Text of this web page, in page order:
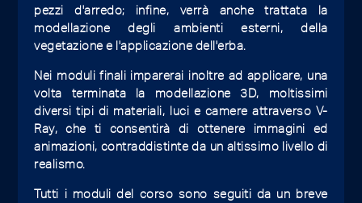
pezzi d'arredo; infine, verrà anche trattata la
modellazione degli ambienti esterni, della
vegetazione e l'applicazione dell'erba.
Nei moduli finali imparerai inoltre ad applicare, una
volta terminata la modellazione 3D, moltissimi
diversi tipi di materiali, luci e camere attraverso V-
Ray, che ti consentirà di ottenere immagini ed
animazioni, contraddistinte da un altissimo livello di
realismo.
Tutti i moduli del corso sono seguiti da un breve